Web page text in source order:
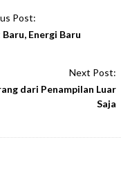
Post:
Energi Baru
Next Post:
dari Penampilan Luar
Saja